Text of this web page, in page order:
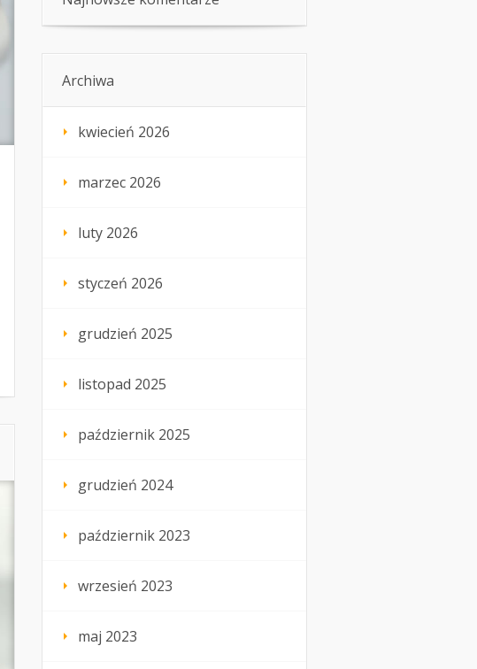
Archiwa
kwiecień 2026
marzec 2026
luty 2026
styczeń 2026
grudzień 2025
listopad 2025
październik 2025
grudzień 2024
październik 2023
wrzesień 2023
maj 2023